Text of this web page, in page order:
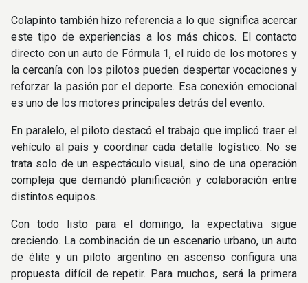
Colapinto también hizo referencia a lo que significa acercar
este tipo de experiencias a los más chicos. El contacto
directo con un auto de Fórmula 1, el ruido de los motores y
la cercanía con los pilotos pueden despertar vocaciones y
reforzar la pasión por el deporte. Esa conexión emocional
es uno de los motores principales detrás del evento.
En paralelo, el piloto destacó el trabajo que implicó traer el
vehículo al país y coordinar cada detalle logístico. No se
trata solo de un espectáculo visual, sino de una operación
compleja que demandó planificación y colaboración entre
distintos equipos.
Con todo listo para el domingo, la expectativa sigue
creciendo. La combinación de un escenario urbano, un auto
de élite y un piloto argentino en ascenso configura una
propuesta difícil de repetir. Para muchos, será la primera